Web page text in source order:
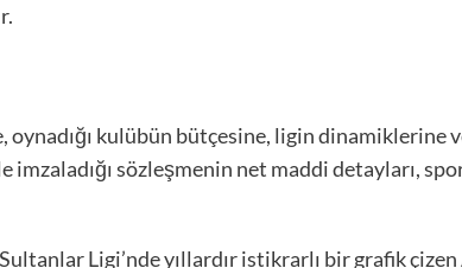
oynadığı kulübün bütçesine, ligin
imzaladığı sözleşmenin net maddi detayları,
Ligi’nde yıllardır istikrarlı bir grafik çizen